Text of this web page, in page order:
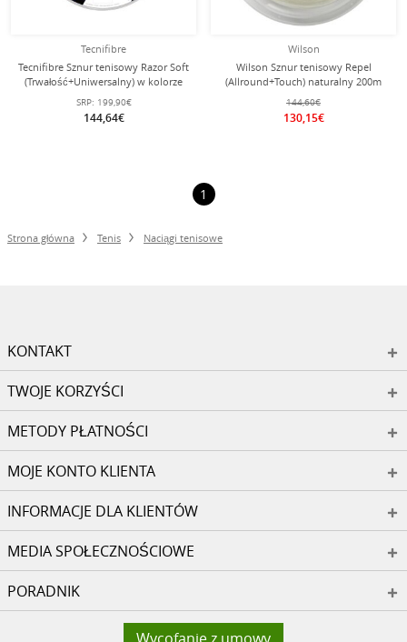
Tecnifibre
Tecnifibre Sznur tenisowy Razor Soft
(Trwałość+Uniwersalny) w kolorze
węglowym 200m rolka
SRP: 199,90€
144,64€
Wilson
Wilson Sznur tenisowy Repel
(Allround+Touch) naturalny 200m
rolka
144,60€
130,15€
1
Strona główna Tenis Naciągi tenisowe
KONTAKT
TWOJE KORZYŚCI
METODY PŁATNOŚCI
MOJE KONTO KLIENTA
INFORMACJE DLA KLIENTÓW
MEDIA SPOŁECZNOŚCIOWE
PORADNIK